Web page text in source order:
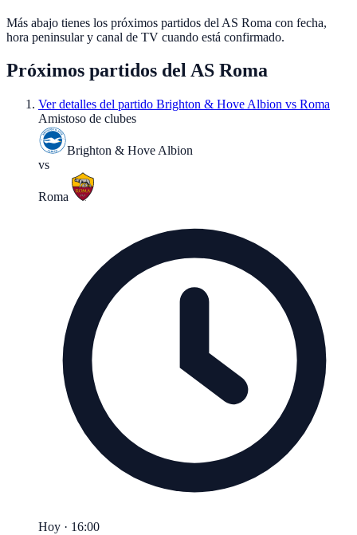
Más abajo tienes los próximos partidos del AS Roma con fecha,
hora peninsular y canal de TV cuando está confirmado.
Próximos partidos delAS Roma
Ver detalles del partido Brighton & Hove Albion vs Roma
Amistoso de clubes
Brighton & Hove Albion
vs
Roma
Hoy · 16:00